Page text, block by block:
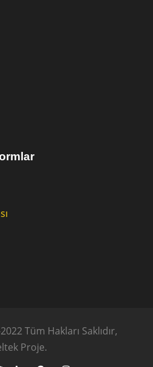
Tüm Hakları Saklıdır,
Proje.